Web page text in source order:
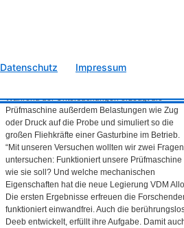
1200°C und bildet Vakuum oder einer
Während der Untersuchungen erzeugt die
Prüfmaschine außerdem Belastungen wie Zug
oder Druck auf die Probe und simuliert so die
großen Fliehkräfte einer Gasturbine im Betrieb.
“Mit unseren Versuchen wollten wir zwei Fragen
untersuchen: Funktioniert unsere Prüfmaschine
wie sie soll? Und welche mechanischen
Eigenschaften hat die neue Legierung VDM
Die ersten Ergebnisse erfreuen die
funktioniert einwandfrei. Auch die
Deeb entwickelt, erfüllt ihre Aufgabe. Damit
Datenschutz Impressum